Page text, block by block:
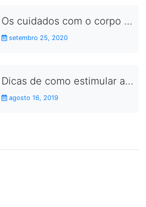
Os cuidados com o corpo durante a gravidez
setembro 25, 2020
Dicas de como estimular as crianças a fazerem as lições de casa
agosto 16, 2019